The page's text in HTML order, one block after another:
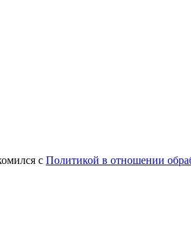
с Политикой в отношении